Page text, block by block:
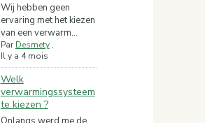
Wij hebben geen
ervaring met het kiezen
van een verwarm...
ParDesmety,
Il y a 4 mois
Welk
verwarmingssysteem
te kiezen ?